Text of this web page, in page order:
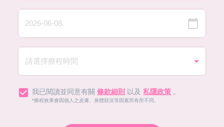
我已閱讀並同意有關 條款細則 以及 私隱政策 。
*療程效果會因個人之皮膚、身體狀況等因素而有所不同。